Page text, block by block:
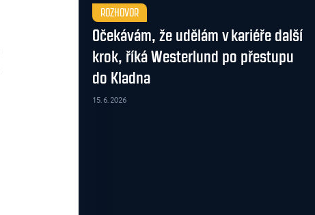
ROZHOVOR
Očekávám, že udělám v kariéře další
krok, říká Westerlund po přestupu
do Kladna
15. 6. 2026